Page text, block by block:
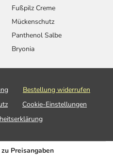
Fußpilz Creme
Mückenschutz
Panthenol Salbe
Bryonia
Bestellung widerrufen
Cookie-Einstellungen
Preisangaben